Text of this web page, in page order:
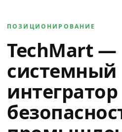
ПОЗИЦИОНИРОВАНИЕ
TechMart —
системный
интегратор